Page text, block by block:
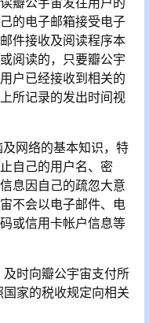
的电子邮箱接受电子
件接收及阅读程序本
阅读的，只要瓣公宇
户已经接收到相关的
所记录的发出时间视
网络的基本知识，特
自己的用户名、密
息因自己的疏忽大意
不会以电子邮件、电
或信用卡帐户信息等
时向瓣公宇宙支付所
家的税收规定向相关